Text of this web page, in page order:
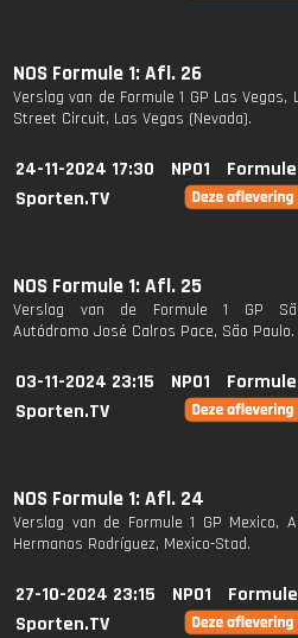
NOS Formule 1: Afl. 26
Verslag van de Formule 1 GP Las Vegas,
Street Circuit, Las Vegas (Nevada).
24-11-2024 17:30 NPO1
Sporten.TV
NOS Formule 1: Afl. 25
Verslag van de Formule 1 GP
Autódromo José Calros Pace, São Paulo.
03-11-2024 23:15 NPO1
Sporten.TV
NOS Formule 1: Afl. 24
Verslag van de Formule 1 GP Mexico,
Hermanos Rodríguez, Mexico-Stad.
27-10-2024 23:15 NPO1
Sporten.TV